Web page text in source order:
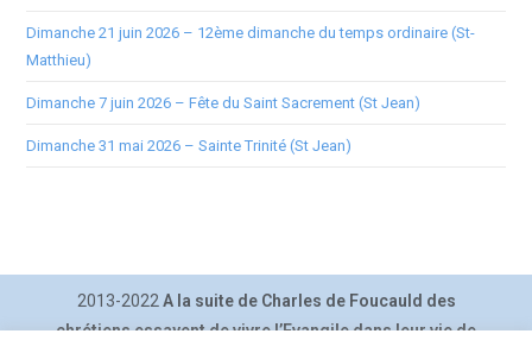
Dimanche 21 juin 2026 – 12ème dimanche du temps ordinaire (St-
Matthieu)
Dimanche 7 juin 2026 – Fête du Saint Sacrement (St Jean)
Dimanche 31 mai 2026 – Sainte Trinité (St Jean)
2013-2022 A la suite de Charles de Foucauld des
chrétiens essayent de vivre l’Evangile dans leur vie de